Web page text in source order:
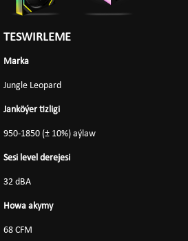
TESWIRLEME
Marka
Jungle Leopard
Janköýer tizligi
950-1850 (± 10%) aýlaw
Sesi level derejesi
32 dBA
Howa akymy
68 CFM